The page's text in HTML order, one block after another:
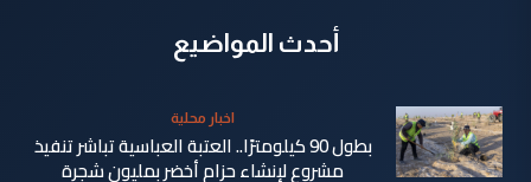
أحدث المواضيع
اخبار محلية
بطول 90 كيلومترًا.. العتبة العباسية تباشر تنفيذ
مشروع لإنشاء حزام أخضر بمليون شجرة